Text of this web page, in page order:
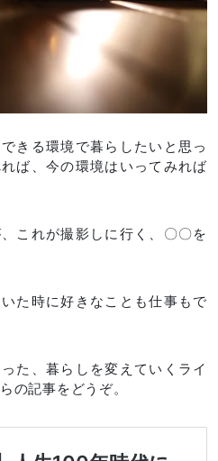
きる環境で暮らしたいと思っ
ば、今の環境はいってみれば
これが撮影しに行く、〇〇を
た時に好きなことも仕事もで
た、暮らしを変えていくライ
の記事をどうぞ。